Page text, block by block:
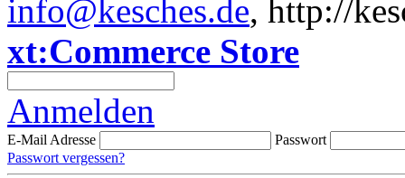
info@kesches.de, http://
xt:Commerce Store
Anmelden
E-Mail Adresse
Passwort
Passwort vergessen?